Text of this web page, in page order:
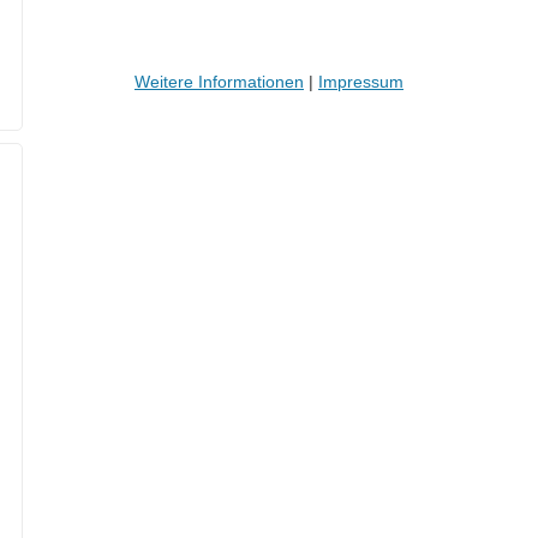
Weitere Informationen | Impressum